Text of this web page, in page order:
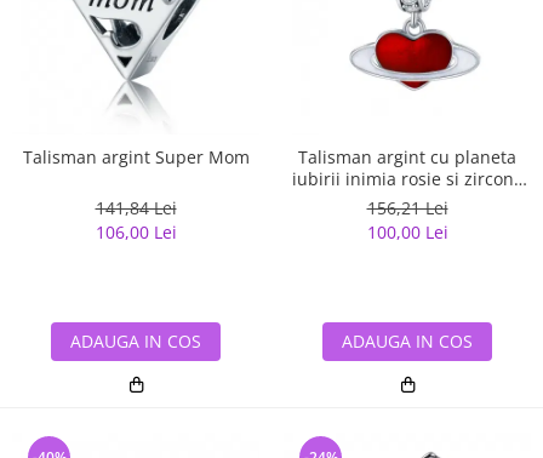
Talisman argint Super Mom
141,84 Lei
106,00 Lei
ADAUGA IN COS
Talisman argint cu planeta
iubirii inimia rosie si zirconii
albe
156,21 Lei
100,00 Lei
ADAUGA IN COS